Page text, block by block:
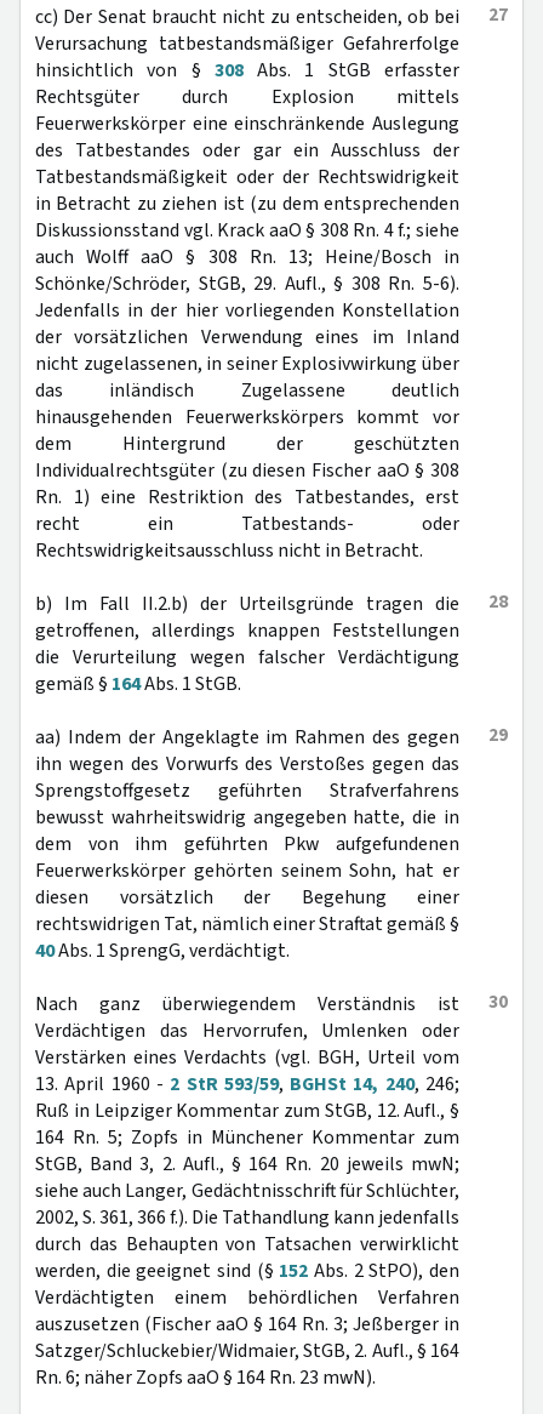
27
cc) Der Senat braucht nicht zu entscheiden, ob bei
Verursachung tatbestandsmäßiger Gefahrerfolge
hinsichtlich von § 308Abs. 1 StGB erfasster
Rechtsgüter durch Explosion mittels
Feuerwerkskörper eine einschränkende Auslegung
des Tatbestandes oder gar ein Ausschluss der
Tatbestandsmäßigkeit oder der Rechtswidrigkeit
in Betracht zu ziehen ist (zu dem entsprechenden
Diskussionsstand vgl. Krack aaO § 308 Rn. 4 f.; siehe
auch Wolff aaO § 308 Rn. 13; Heine/Bosch in
Schönke/Schröder, StGB, 29. Aufl., § 308 Rn. 5-6).
Jedenfalls in der hier vorliegenden Konstellation
der vorsätzlichen Verwendung eines im Inland
nicht zugelassenen, in seiner Explosivwirkung über
das inländisch Zugelassene deutlich
hinausgehenden Feuerwerkskörpers kommt vor
dem Hintergrund der geschützten
Individualrechtsgüter (zu diesen Fischer aaO § 308
Rn. 1) eine Restriktion des Tatbestandes, erst
recht ein Tatbestands- oder
Rechtswidrigkeitsausschluss nicht in Betracht.
28
b) Im Fall II.2.b) der Urteilsgründe tragen die
getroffenen, allerdings knappen Feststellungen
die Verurteilung wegen falscher Verdächtigung
gemäß § 164Abs. 1 StGB.
29
aa) Indem der Angeklagte im Rahmen des gegen
ihn wegen des Vorwurfs des Verstoßes gegen das
Sprengstoffgesetz geführten Strafverfahrens
bewusst wahrheitswidrig angegeben hatte, die in
dem von ihm geführten Pkw aufgefundenen
Feuerwerkskörper gehörten seinem Sohn, hat er
diesen vorsätzlich der Begehung einer
rechtswidrigen Tat, nämlich einer Straftat gemäß §
40Abs. 1 SprengG, verdächtigt.
30
Nach ganz überwiegendem Verständnis ist
Verdächtigen das Hervorrufen, Umlenken oder
Verstärken eines Verdachts (vgl. BGH, Urteil vom
13. April 1960 - 2 StR 593/59, BGHSt 14, 240, 246;
Ruß in Leipziger Kommentar zum StGB, 12. Aufl., §
164 Rn. 5; Zopfs in Münchener Kommentar zum
StGB, Band 3, 2. Aufl., § 164 Rn. 20 jeweils mwN;
siehe auch Langer, Gedächtnisschrift für Schlüchter,
2002, S. 361, 366 f.). Die Tathandlung kann jedenfalls
durch das Behaupten von Tatsachen verwirklicht
werden, die geeignet sind (§ 152 Abs. 2 StPO), den
Verdächtigten einem behördlichen Verfahren
auszusetzen (Fischer aaO § 164 Rn. 3; Jeßberger in
Satzger/Schluckebier/Widmaier, StGB, 2. Aufl., § 164
Rn. 6; näher Zopfs aaO § 164 Rn. 23 mwN).